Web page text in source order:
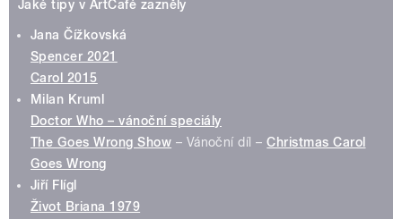
Jaké tipy v ArtCafé zazněly
Jana Čížkovská
Spencer 2021
Carol 2015
Milan Kruml
Doctor Who – vánoční speciály
The Goes Wrong Show – Vánoční díl –Christmas Carol
Goes Wrong
Jiří Flígl
Život Briana 1979